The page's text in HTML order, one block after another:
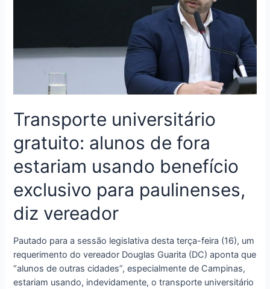
Transporte universitário
gratuito: alunos de fora
estariam usando benefício
exclusivo para paulinenses,
diz vereador
Pautado para a sessão legislativa desta terça-feira (16), um
requerimento do vereador Douglas Guarita (DC) aponta que
“alunos de outras cidades”, especialmente de Campinas,
estariam usando, indevidamente, o transporte universitário